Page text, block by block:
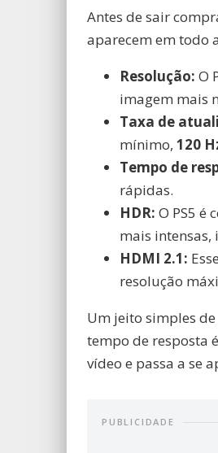
Antes de sair
aparecem em todo
Resolução: O
imagem mais
Taxa de
mínimo, 120
Tempo de
rápidas.
HDR: O PS5 é
mais
HDMI 2.1:
resolução
Um jeito simples de
tempo de resposta
vídeo e passa a se
PUBLICIDADE